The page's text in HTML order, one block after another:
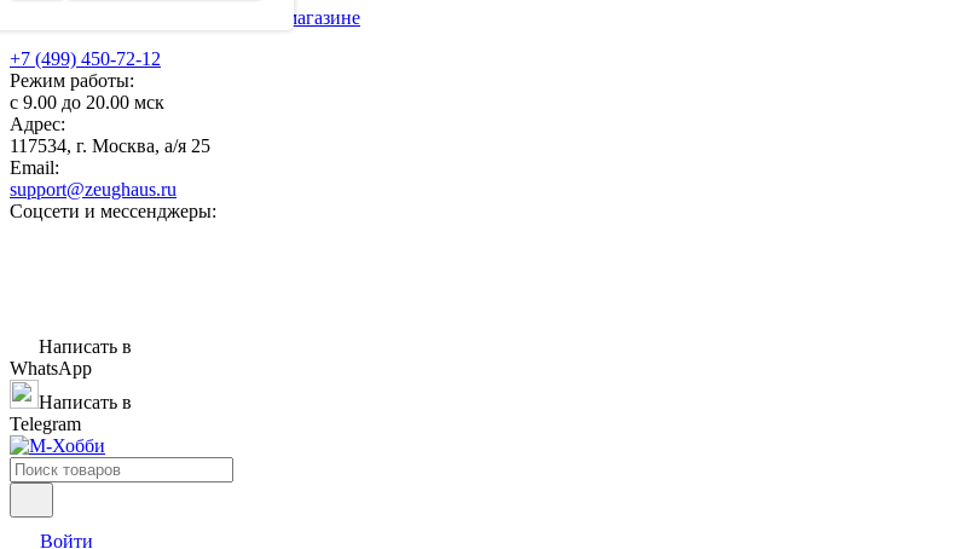
Бренды, представленные в магазине
+7 (499) 450-72-12
Режим работы:
с 9.00 до 20.00 мск
Адрес:
117534, г. Москва, а/я 25
Email:
support@zeughaus.ru
Соцсети и мессенджеры:
Написать в
WhatsApp
Написать в
Telegram
Войти